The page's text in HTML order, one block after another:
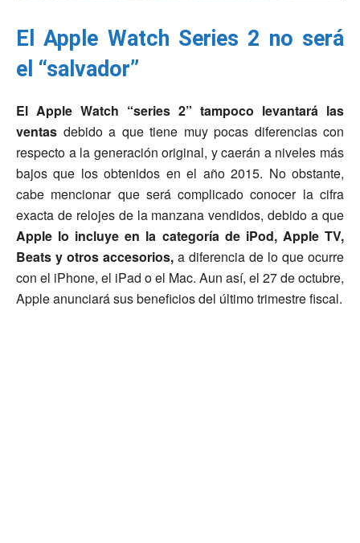
El Apple Watch Series 2 no será
el “salvador”
El Apple Watch “series 2” tampoco levantará las
ventas debido a que tiene muy pocas diferencias con
respecto a la generación original, y caerán a niveles más
bajos que los obtenidos en el año 2015. No obstante,
cabe mencionar que será complicado conocer la cifra
exacta de relojes de la manzana vendidos, debido a que
Apple lo incluye en la categoría de iPod, Apple TV,
Beats y otros accesorios, a diferencia de lo que ocurre
con el iPhone, el iPad o el Mac. Aun así, el 27 de octubre,
Apple anunciará sus beneficios del último trimestre fiscal.